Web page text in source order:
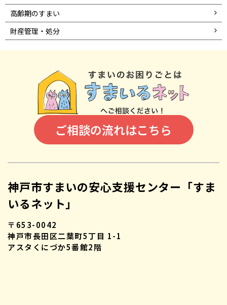
高齢期のすまい
財産管理・処分
ご相談の流れはこちら
神戸市すまいの安心支援センター「すま
いるネット」
〒653-0042
神戸市長田区二葉町5丁目 1-1
アスタくにづか5番館2階